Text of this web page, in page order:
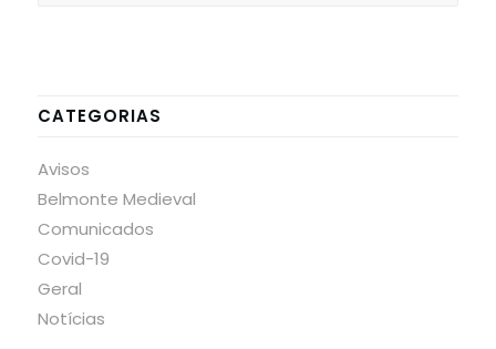
CATEGORIAS
Avisos
Belmonte Medieval
Comunicados
Covid-19
Geral
Notícias